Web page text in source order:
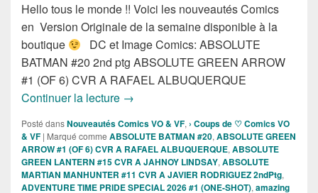
Hello tous le monde !! Voici les nouveautés Comics
en Version Originale de la semaine disponible à la
boutique
DC et Image Comics: ABSOLUTE
BATMAN #20 2nd ptg ABSOLUTE GREEN ARROW
#1 (OF 6) CVR A RAFAEL ALBUQUERQUE
Continuer la lecture Sortie des comics VO de la semaine
→
Posté dansNouveautés Comics VO & VF, › Coups de ♡ Comics VO
& VF | Marqué comme ABSOLUTE BATMAN #20, ABSOLUTE GREEN
ARROW #1 (OF 6) CVR A RAFAEL ALBUQUERQUE, ABSOLUTE
GREEN LANTERN #15 CVR A JAHNOY LINDSAY, ABSOLUTE
MARTIAN MANHUNTER #11 CVR A JAVIER RODRIGUEZ 2ndPtg,
ADVENTURE TIME PRIDE SPECIAL 2026 #1 (ONE-SHOT), amazing